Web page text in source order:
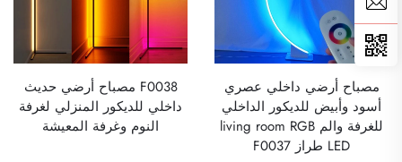
مصباح أرضي داخلي عصري
أسود وأبيض للديكور الداخلي
للغرفة والم living room RGB
LED طراز F0037
F0038 مصباح أرضي حديث
داخلي للديكور المنزلي لغرفة
النوم وغرفة المعيشة